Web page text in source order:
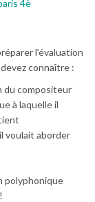
4è
l’évaluation
connaître :
du compositeur
à laquelle il
voulait aborder
polyphonique